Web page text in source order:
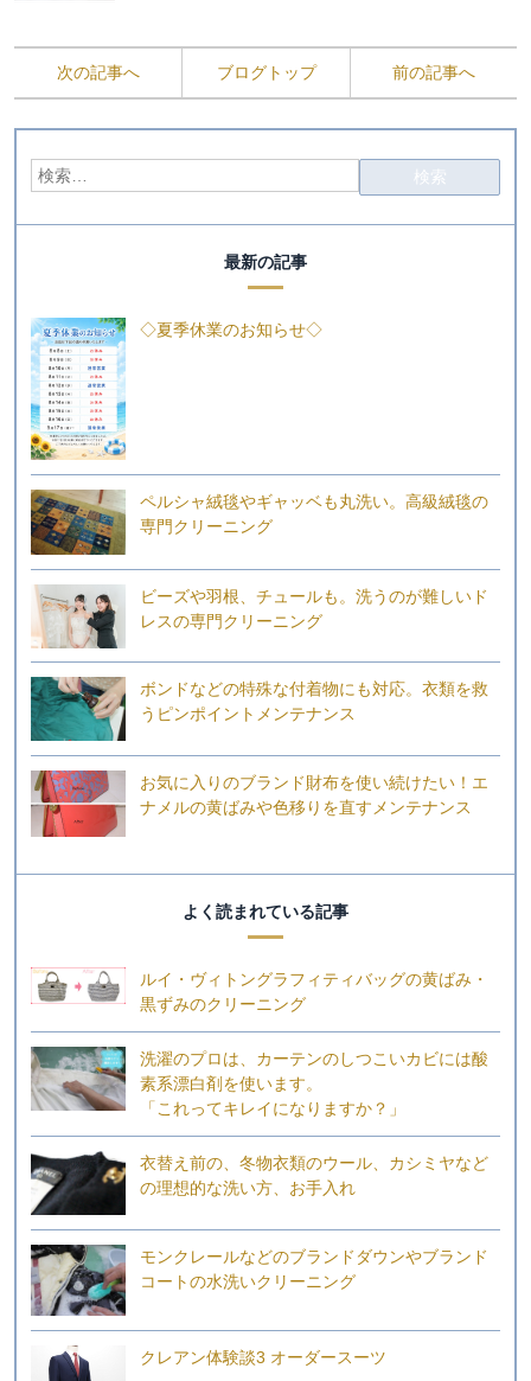
次の記事へ ブログトップ 前の記事へ
最新の記事
◇夏季休業のお知らせ◇
ペルシャ絨毯やギャッベも丸洗い。高級絨毯の
専門クリーニング
ビーズや羽根、チュールも。洗うのが難しいド
レスの専門クリーニング
ボンドなどの特殊な付着物にも対応。衣類を救
うピンポイントメンテナンス
お気に入りのブランド財布を使い続けたい！エ
ナメルの黄ばみや色移りを直すメンテナンス
よく読まれている記事
ルイ・ヴィトングラフィティバッグの黄ばみ・
黒ずみのクリーニング
洗濯のプロは、カーテンのしつこいカビには酸
素系漂白剤を使います。
「これってキレイになりますか？」
衣替え前の、冬物衣類のウール、カシミヤなど
の理想的な洗い方、お手入れ
モンクレールなどのブランドダウンやブランド
コートの水洗いクリーニング
クレアン体験談3 オーダースーツ